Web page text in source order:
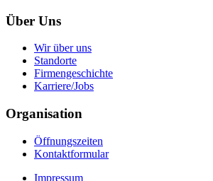
Über Uns
Wir über uns
Standorte
Firmengeschichte
Karriere/Jobs
Organisation
Öffnungszeiten
Kontaktformular
Impressum